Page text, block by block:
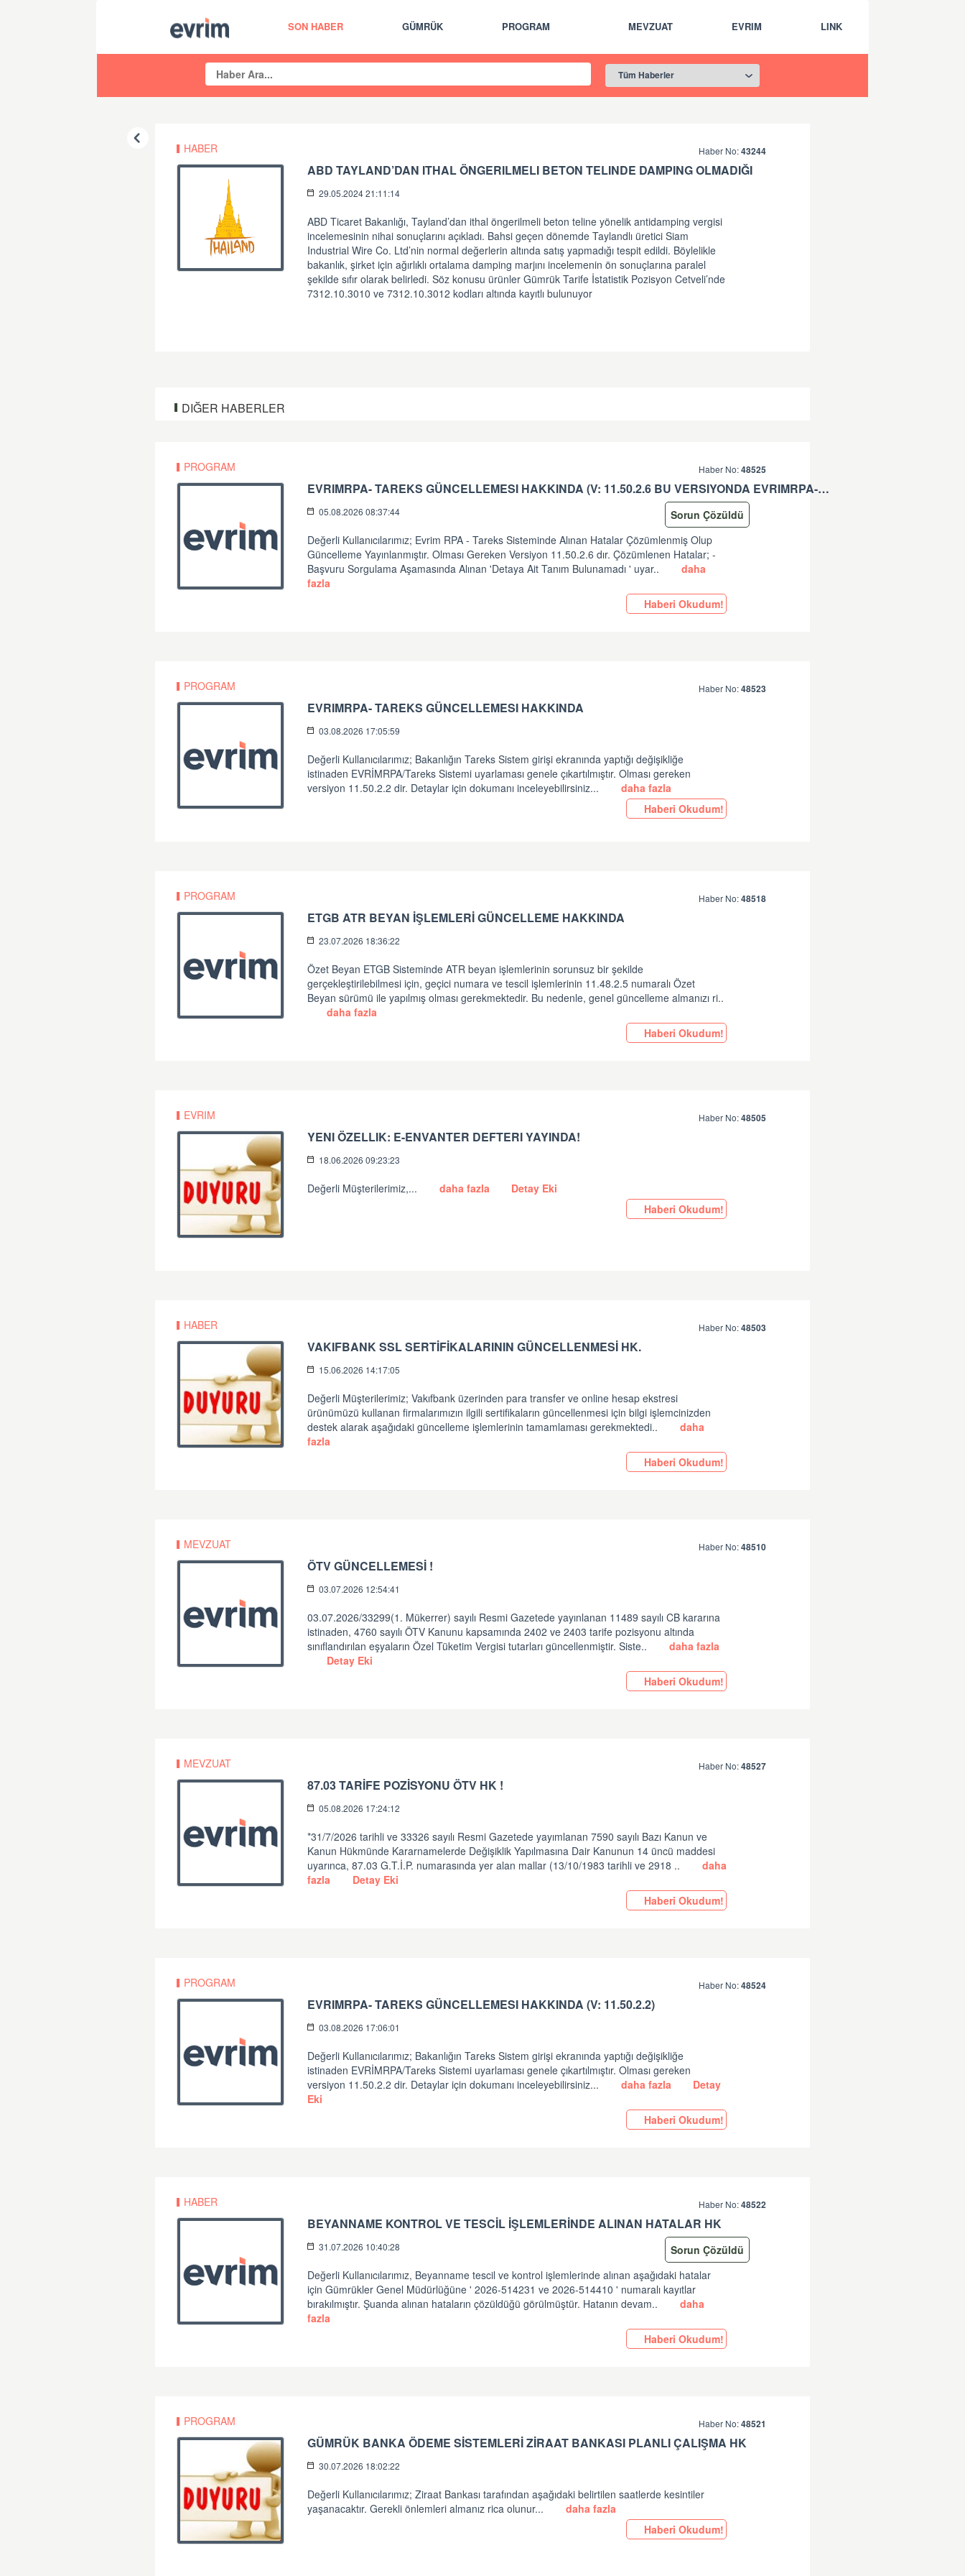
SON HABER GÜMRÜK PROGRAM MEVZUAT EVRIM LINK
HABER Haber No:43244
ABD TAYLAND’DAN ITHAL ÖNGERILMELI BETON TELINDE DAMPING OLMADIĞI
29.05.2024 21:11:14
ABD Ticaret Bakanlığı, Tayland’dan ithal öngerilmeli beton teline yönelik antidamping vergisi
incelemesinin nihai sonuçlarını açıkladı. Bahsi geçen dönemde Taylandlı üretici Siam
Industrial Wire Co. Ltd’nin normal değerlerin altında satış yapmadığı tespit edildi. Böylelikle
bakanlık, şirket için ağırlıklı ortalama damping marjını incelemenin ön sonuçlarına paralel
şekilde sıfır olarak belirledi. Söz konusu ürünler Gümrük Tarife İstatistik Pozisyon Cetveli’nde
7312.10.3010 ve 7312.10.3012 kodları altında kayıtlı bulunuyor
DIĞER HABERLER
PROGRAM Haber No:48525
EVRIMRPA- TAREKS GÜNCELLEMESI HAKKINDA (V: 11.50.2.6 BU VERSIYONDA EVRIMRPA- TAREKS MODULÜNDE GÜNCELLEME YAPILMIŞTIR. )
05.08.2026 08:37:44
Sorun Çözüldü
Değerli Kullanıcılarımız; Evrim RPA - Tareks Sisteminde Alınan Hatalar Çözümlenmiş Olup
Güncelleme Yayınlanmıştır. Olması Gereken Versiyon 11.50.2.6 dır. Çözümlenen Hatalar; -
Başvuru Sorgulama Aşamasında Alınan 'Detaya Ait Tanım Bulunamadı ' uyar..
daha
fazla
Haberi Okudum!
PROGRAM Haber No:48523
EVRIMRPA- TAREKS GÜNCELLEMESI HAKKINDA
03.08.2026 17:05:59
Değerli Kullanıcılarımız; Bakanlığın Tareks Sistem girişi ekranında yaptığı değişikliğe
istinaden EVRİMRPA/Tareks Sistemi uyarlaması genele çıkartılmıştır. Olması gereken
versiyon 11.50.2.2 dir. Detaylar için dokumanı inceleyebilirsiniz...
daha fazla
Haberi Okudum!
PROGRAM Haber No:48518
ETGB ATR BEYAN İŞLEMLERİ GÜNCELLEME HAKKINDA
23.07.2026 18:36:22
Özet Beyan ETGB Sisteminde ATR beyan işlemlerinin sorunsuz bir şekilde
gerçekleştirilebilmesi için, geçici numara ve tescil işlemlerinin 11.48.2.5 numaralı Özet
Beyan sürümü ile yapılmış olması gerekmektedir. Bu nedenle, genel güncelleme almanızı ri..
daha fazla
Haberi Okudum!
EVRIM Haber No:48505
YENI ÖZELLIK: E-ENVANTER DEFTERI YAYINDA!
18.06.2026 09:23:23
Değerli Müşterilerimiz,... daha fazla
Detay Eki
Haberi Okudum!
HABER Haber No:48503
VAKIFBANK SSL SERTİFİKALARININ GÜNCELLENMESİ HK.
15.06.2026 14:17:05
Değerli Müşterilerimiz; Vakıfbank üzerinden para transfer ve online hesap ekstresi
ürünümüzü kullanan firmalarımızın ilgili sertifikaların güncellenmesi için bilgi işlemcinizden
destek alarak aşağıdaki güncelleme işlemlerinin tamamlaması gerekmektedi..
daha
fazla
Haberi Okudum!
MEVZUAT Haber No:48510
ÖTV GÜNCELLEMESİ !
03.07.2026 12:54:41
03.07.2026/33299(1. Mükerrer) sayılı Resmi Gazetede yayınlanan 11489 sayılı CB kararına
istinaden, 4760 sayılı ÖTV Kanunu kapsamında 2402 ve 2403 tarife pozisyonu altında
sınıflandırılan eşyaların Özel Tüketim Vergisi tutarları güncellenmiştir. Siste..
daha fazla
Detay Eki
Haberi Okudum!
MEVZUAT Haber No:48527
87.03 TARİFE POZİSYONU ÖTV HK !
05.08.2026 17:24:12
*31/7/2026 tarihli ve 33326 sayılı Resmi Gazetede yayımlanan 7590 sayılı Bazı Kanun ve
Kanun Hükmünde Kararnamelerde Değişiklik Yapılmasına Dair Kanunun 14 üncü maddesi
uyarınca, 87.03 G.T.İ.P. numarasında yer alan mallar (13/10/1983 tarihli ve 2918 ..
daha
fazla
Detay Eki
Haberi Okudum!
PROGRAM Haber No:48524
EVRIMRPA- TAREKS GÜNCELLEMESI HAKKINDA (V: 11.50.2.2)
03.08.2026 17:06:01
Değerli Kullanıcılarımız; Bakanlığın Tareks Sistem girişi ekranında yaptığı değişikliğe
istinaden EVRİMRPA/Tareks Sistemi uyarlaması genele çıkartılmıştır. Olması gereken
versiyon 11.50.2.2 dir. Detaylar için dokumanı inceleyebilirsiniz...
daha fazla
Detay
Eki
Haberi Okudum!
HABER Haber No:48522
BEYANNAME KONTROL VE TESCİL İŞLEMLERİNDE ALINAN HATALAR HK
31.07.2026 10:40:28
Sorun Çözüldü
Değerli Kullanıcılarımız, Beyanname tescil ve kontrol işlemlerinde alınan aşağıdaki hatalar
için Gümrükler Genel Müdürlüğüne ' 2026-514231 ve 2026-514410 ' numaralı kayıtlar
bırakılmıştır. Şuanda alınan hataların çözüldüğü görülmüştür. Hatanın devam..
daha
fazla
Haberi Okudum!
PROGRAM Haber No:48521
GÜMRÜK BANKA ÖDEME SİSTEMLERİ ZİRAAT BANKASI PLANLI ÇALIŞMA HK
30.07.2026 18:02:22
Değerli Kullanıcılarımız; Ziraat Bankası tarafından aşağıdaki belirtilen saatlerde kesintiler
yaşanacaktır. Gerekli önlemleri almanız rica olunur...
daha fazla
Haberi Okudum!